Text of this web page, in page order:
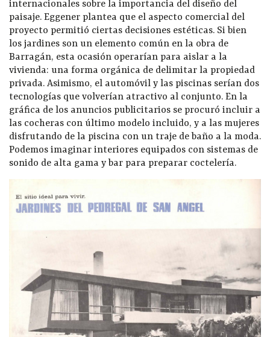
internacionales sobre la importancia del diseño del
paisaje. Eggener plantea que el aspecto comercial del
proyecto permitió ciertas decisiones estéticas. Si bien
los jardines son un elemento común en la obra de
Barragán, esta ocasión operarían para aislar a la
vivienda: una forma orgánica de delimitar la propiedad
privada. Asimismo, el automóvil y las piscinas serían dos
tecnologías que volverían atractivo al conjunto. En la
gráfica de los anuncios publicitarios se procuró incluir a
las cocheras con último modelo incluido, y a las mujeres
disfrutando de la piscina con un traje de baño a la moda.
Podemos imaginar interiores equipados con sistemas de
sonido de alta gama y bar para preparar coctelería.